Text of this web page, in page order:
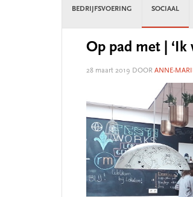
BEDRIJFSVOERING SOCIAAL
Op pad met |
28 maart 2019 DOOR ANNE-